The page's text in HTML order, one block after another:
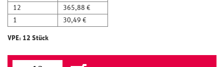
12
365,88 €
1
30,49 €
VPE: 12 Stück